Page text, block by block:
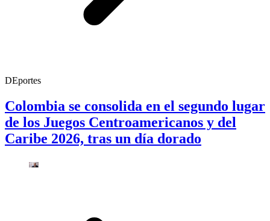
DEportes
Colombia se consolida en el segundo lugar
de los Juegos Centroamericanos y del
Caribe 2026, tras un día dorado